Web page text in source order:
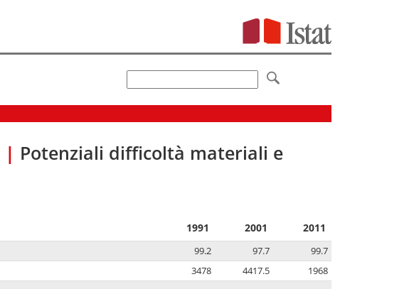
| Potenziali difficoltà materiali e
1991 2001 2011
99.2 97.7
99.7
3478 4417.5
1968